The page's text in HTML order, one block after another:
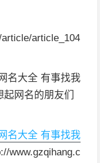
article_104
名大全 有事找我
网名的朋友们
名大全 有事找我
www.gzqihang.c